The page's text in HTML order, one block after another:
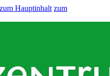
zum Hauptinhalt zum